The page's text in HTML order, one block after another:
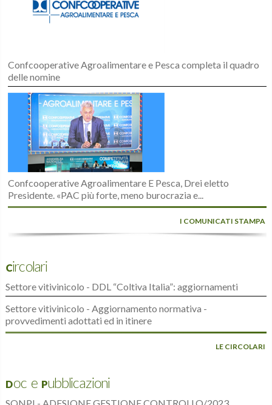
Confcooperative Agroalimentare e Pesca completa il quadro
delle nomine
Confcooperative Agroalimentare E Pesca, Drei eletto
Presidente. «PAC più forte, meno burocrazia e...
I COMUNICATI STAMPA
Circolari
Settore vitivinicolo - DDL “Coltiva Italia”: aggiornamenti
Settore vitivinicolo - Aggiornamento normativa -
provvedimenti adottati ed in itinere
LE CIRCOLARI
Doc e Pubblicazioni